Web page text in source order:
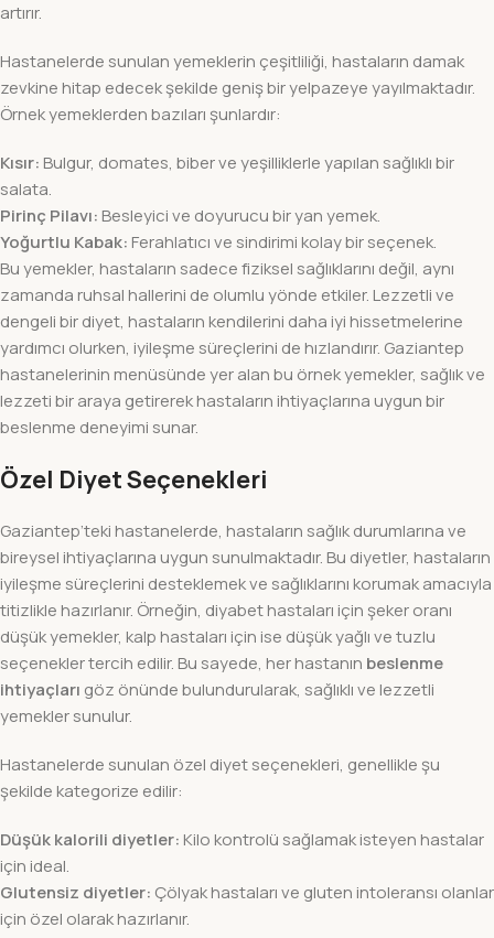
artırır.
Hastanelerde sunulan yemeklerin çeşitliliği, hastaların damak
zevkine hitap edecek şekilde geniş bir yelpazeye yayılmaktadır.
Örnek yemeklerden bazıları şunlardır:
Kısır: Bulgur, domates, biber ve yeşilliklerle yapılan sağlıklı bir
salata.
Pirinç Pilavı: Besleyici ve doyurucu bir yan yemek.
Yoğurtlu Kabak: Ferahlatıcı ve sindirimi kolay bir seçenek.
Bu yemekler, hastaların sadece fiziksel sağlıklarını değil, aynı
zamanda ruhsal hallerini de olumlu yönde etkiler. Lezzetli ve
dengeli bir diyet, hastaların kendilerini daha iyi hissetmelerine
yardımcı olurken, iyileşme süreçlerini de hızlandırır. Gaziantep
hastanelerinin menüsünde yer alan bu örnek yemekler, sağlık ve
lezzeti bir araya getirerek hastaların ihtiyaçlarına uygun bir
beslenme deneyimi sunar.
Özel Diyet Seçenekleri
Gaziantep’teki hastanelerde, hastaların sağlık durumlarına ve
bireysel ihtiyaçlarına uygun sunulmaktadır. Bu diyetler, hastaların
iyileşme süreçlerini desteklemek ve sağlıklarını korumak amacıyla
titizlikle hazırlanır. Örneğin, diyabet hastaları için şeker oranı
düşük yemekler, kalp hastaları için ise düşük yağlı ve tuzlu
seçenekler tercih edilir. Bu sayede, her hastanın beslenme
ihtiyaçları göz önünde bulundurularak, sağlıklı ve lezzetli
yemekler sunulur.
Hastanelerde sunulan özel diyet seçenekleri, genellikle şu
şekilde kategorize edilir:
Düşük kalorili diyetler: Kilo kontrolü sağlamak isteyen hastalar
için ideal.
Glutensiz diyetler: Çölyak hastaları ve gluten intoleransı olanlar
için özel olarak hazırlanır.